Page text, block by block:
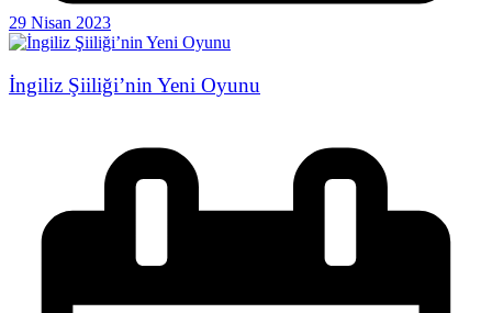
29 Nisan 2023
İngiliz Şiiliği’nin Yeni Oyunu